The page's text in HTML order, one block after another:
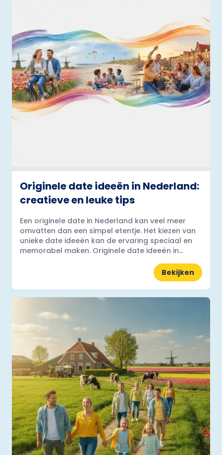
Originele date ideeën in Nederland:
creatieve en leuke tips
Een originele date in Nederland kan veel meer
omvatten dan een simpel etentje. Het kiezen van
unieke date ideeën kan de ervaring speciaal en
memorabel maken. Originele date ideeën in...
Bekijken